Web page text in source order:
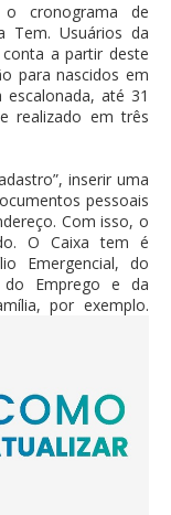
o cronograma de
Tem. Usuários da
a partir deste
para nascidos em
até 31
realizado em três
inserir uma
pessoais
Com isso, o
O Caixa tem é
Emergencial, do
do Emprego e da
por exemplo.